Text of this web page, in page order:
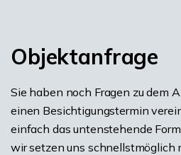
Objektanfrage
Sie haben noch Fragen zu dem
einen Besichtigungstermin
einfach das untenstehende
wir setzen uns schnellstmöglich